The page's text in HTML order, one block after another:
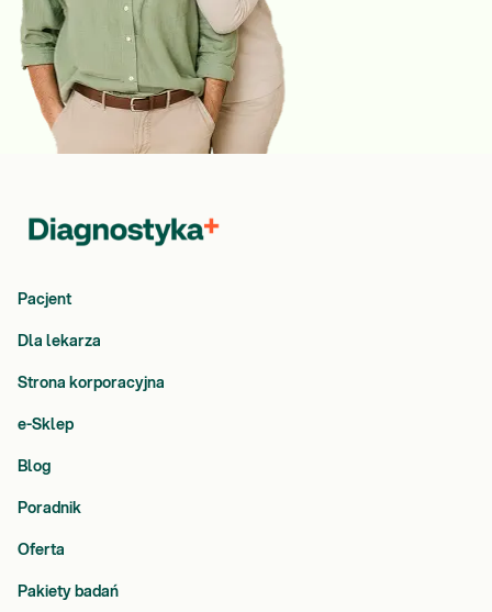
Pacjent
Dla lekarza
Strona korporacyjna
e-Sklep
Blog
Poradnik
Oferta
Pakiety badań